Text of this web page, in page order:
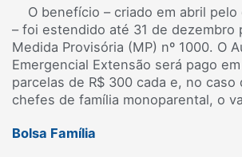
O benefício – criado em abril
– foi estendido até 31 de dezembro
Medida Provisória (MP) nº 1000. O
Emergencial Extensão será pago
parcelas de R$ 300 cada e, no caso
chefes de família monoparental, o
Bolsa Família